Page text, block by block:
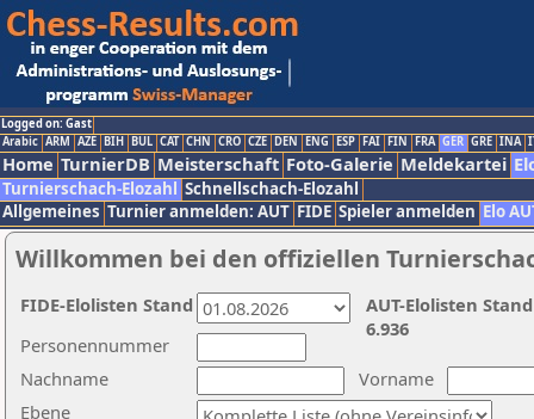
Logged on: Gast
Arabic ARM AZE BIH BUL CAT CHN CRO CZE DEN ENG ESP FAI FIN FRA GER GRE INA
Home TurnierDB Meisterschaft Foto-Galerie Meldekartei
Turnierschach-Elozahl Schnellschach-Elozahl
Allgemeines Turnier anmelden: AUT FIDE Spieler anmelden Elo
Willkommen bei den offiziellen
Nachname
Vorname
Ebene
Personennummer
AUT-Elolisten
6.936
FIDE-Elolisten Stand